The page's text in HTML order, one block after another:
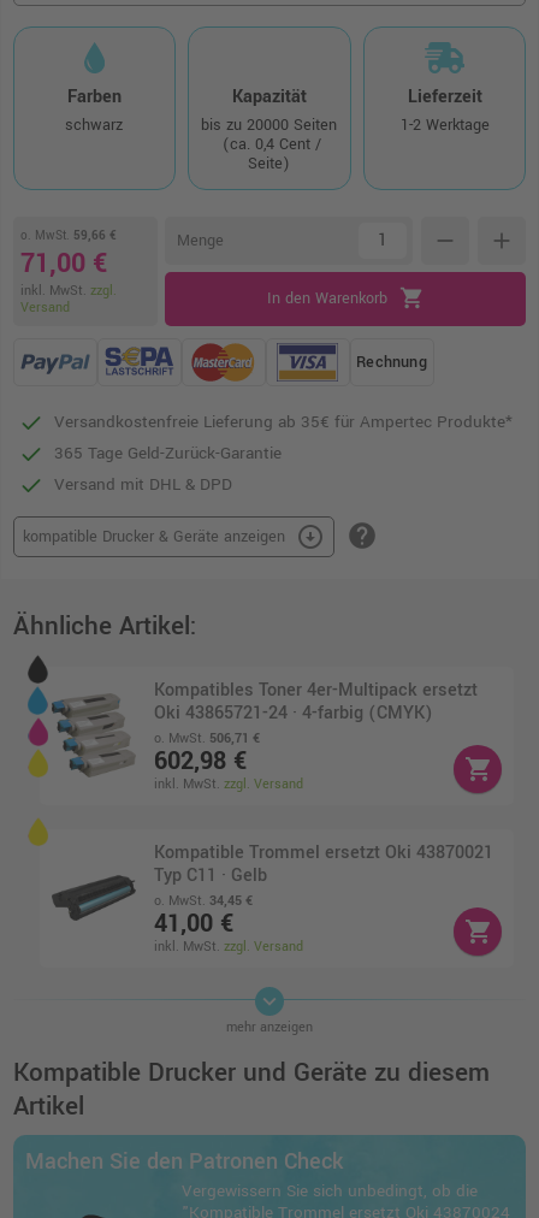
Farben
schwarz
Kapazität
bis zu 20000 Seiten
(ca. 0,4 Cent /
Seite)
Lieferzeit
1-2 Werktage
o. MwSt. 59,66 €
71,00 €
inkl. MwSt. zzgl.
Versand
Menge remove add
In den Warenkorb shopping_cart
Rechnung
Versandkostenfreie Lieferung ab 35€ für Ampertec Produkte*
365 Tage Geld-Zurück-Garantie
Versand mit DHL & DPD
kompatible Drucker & Geräte anzeigen arrow_circle_down help
Ähnliche Artikel:
Kompatibles Toner 4er-Multipack ersetzt
Oki 43865721-24 · 4-farbig (CMYK)
o. MwSt. 506,71 €
602,98 €
inkl. MwSt.zzgl. Versand
shopping_cart
Kompatible Trommel ersetzt Oki 43870021
Typ C11 · Gelb
o. MwSt. 34,45 €
41,00 €
inkl. MwSt.zzgl. Versand
shopping_cart
Kompatible Trommel ersetzt Oki 43870023
Typ C11 cyan
o. MwSt.
76,99 €
Gelb
keyboard_arrow_down
mehr anzeigen
Kompatible Drucker und Geräte zu diesem
Artikel
Machen Sie den Patronen Check
Vergewissern Sie sich unbedingt, ob die
"Kompatible Trommel ersetzt Oki 43870024